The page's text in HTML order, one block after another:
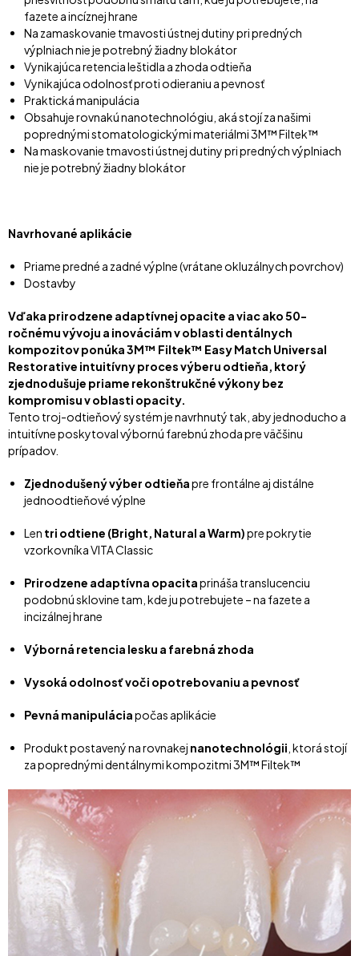
fazete a incíznej hrane
Na zamaskovanie tmavosti ústnej dutiny pri predných
výplniach nie je potrebný žiadny blokátor
Vynikajúca retencia leštidla a zhoda odtieňa
Vynikajúca odolnosť proti odieraniu a pevnosť
Praktická manipulácia
Obsahuje rovnakú nanotechnológiu, aká stojí za našimi
poprednými stomatologickými materiálmi 3M™ Filtek™
Na maskovanie tmavosti ústnej dutiny pri predných výplniach
nie je potrebný žiadny blokátor
Navrhované aplikácie
Priame predné a zadné výplne (vrátane okluzálnych povrchov)
Dostavby
Vďaka prirodzene adaptívnej opacite a viac ako 50-
ročnému vývoju a inováciám v oblasti dentálnych
kompozitov ponúka 3M™ Filtek™ Easy Match Universal
Restorative intuitívny proces výberu odtieňa, ktorý
zjednodušuje priame rekonštrukčné výkony bez
kompromisu v oblasti opacity.
Tento troj-odtieňový systém je navrhnutý tak, aby jednoducho a
intuitívne poskytoval výbornú farebnú zhoda pre väčšinu
prípadov.
Zjednodušený výber odtieňapre frontálne aj distálne
jednoodtieňové výplne
Len tri odtiene (Bright, Natural a Warm)pre pokrytie
vzorkovníka VITA Classic
Prirodzene adaptívna opacitaprináša translucenciu
podobnú sklovine tam, kde ju potrebujete – na fazete a
incizálnej hrane
Výborná retencia lesku a farebná zhoda
Vysoká odolnosť voči opotrebovaniu a pevnosť
Pevná manipuláciapočas aplikácie
Produkt postavený na rovnakej nanotechnológii , ktorá stojí
za poprednými dentálnymi kompozitmi 3M™ Filtek™